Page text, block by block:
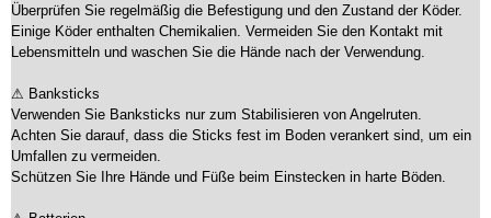
Überprüfen Sie regelmäßig die Befestigung und den Zustand der Köder.
Einige Köder enthalten Chemikalien. Vermeiden Sie den Kontakt mit
Lebensmitteln und waschen Sie die Hände nach der Verwendung.
⚠ Banksticks
Verwenden Sie Banksticks nur zum Stabilisieren von Angelruten.
Achten Sie darauf, dass die Sticks fest im Boden verankert sind, um ein
Umfallen zu vermeiden.
Schützen Sie Ihre Hände und Füße beim Einstecken in harte Böden.